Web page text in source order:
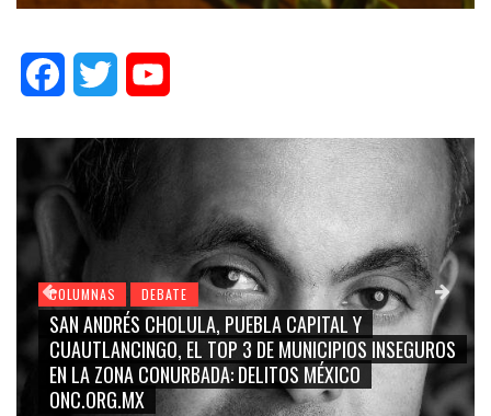
FacebookTwitter
COLUMNAS DEBATE
GRACE PALOMARES, NAY SALVATORI, SERGIO MAYER,
CARMEN SALINAS “LA CORCHOLATA”, CUAUHTÉMOC
BLANCO, SILVIA PINAL: LA TRIVIALIZACIÓN Y
RIDICULIZACIÓN DE LA REPRESENTACIÓN CIUDADANA